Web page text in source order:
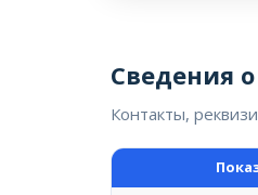
Сведения
Контакты,